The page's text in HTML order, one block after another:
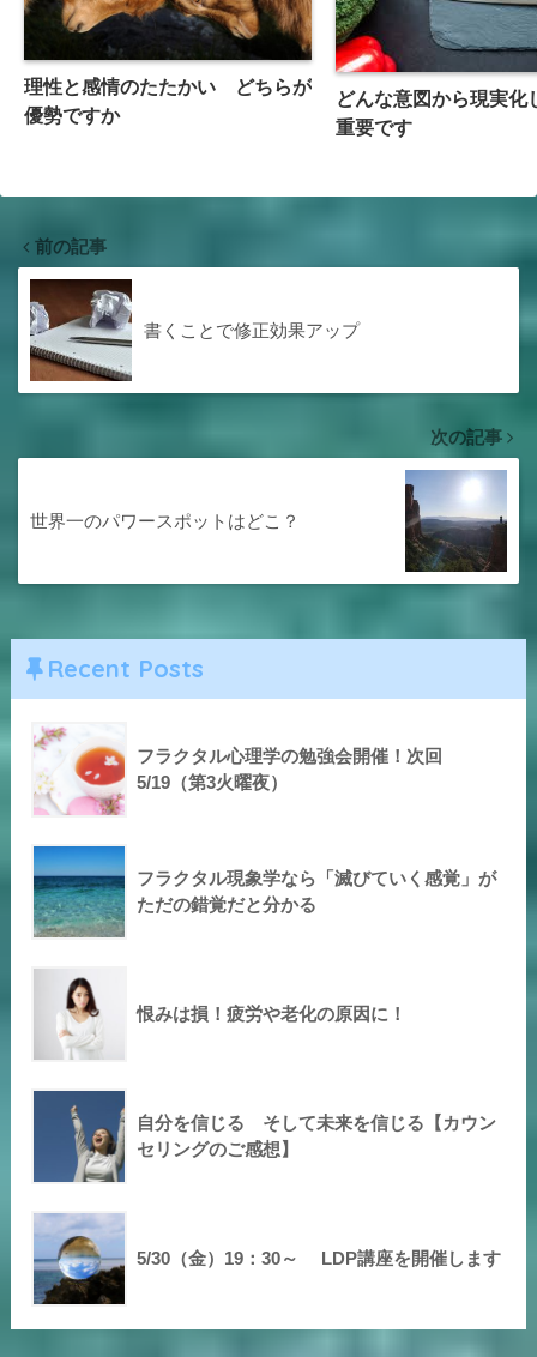
理性と感情のたたかい どちらが
優勢ですか
どんな意図から現実化
重要です
前の記事
書くことで修正効果アップ
次の記事
世界一のパワースポットはどこ？
Recent Posts
フラクタル心理学の勉強会開催！次回
5/19（第3火曜夜）
フラクタル現象学なら「滅びていく感覚」が
ただの錯覚だと分かる
恨みは損！疲労や老化の原因に！
自分を信じる そして未来を信じる【カウン
セリングのご感想】
5/30（金）19：30～ LDP講座を開催します